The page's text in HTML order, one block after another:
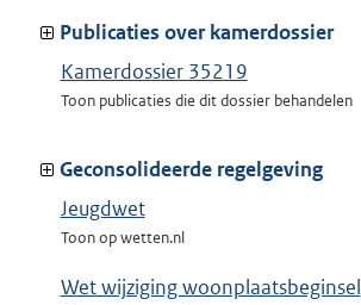
van:
Publicaties over kamerdossier
Kamerdossier 35219
Toon publicaties die dit dossier behandelen
Geconsolideerde regelgeving
Jeugdwet
Toon op wetten.nl
Wet wijziging woonplaatsbeginsel